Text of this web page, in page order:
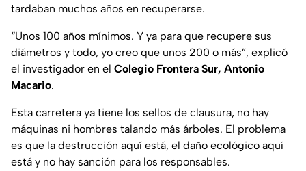
tardaban muchos años en recuperarse.
“Unos 100 años mínimos. Y ya para que recupere sus
diámetros y todo, yo creo que unos 200 o más”, explicó
el investigador en el Colegio Frontera Sur, Antonio
Macario.
Esta carretera ya tiene los sellos de clausura, no hay
máquinas ni hombres talando más árboles. El problema
es que la destrucción aquí está, el daño ecológico aquí
está y no hay sanción para los responsables.